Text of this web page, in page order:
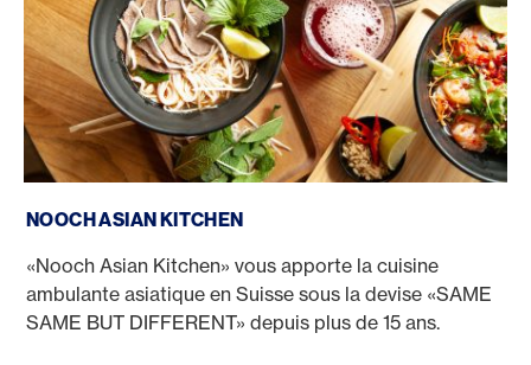
NOOCH ASIAN KITCHEN
«Nooch Asian Kitchen» vous apporte la cuisine
ambulante asiatique en Suisse sous la devise «SAME
SAME BUT DIFFERENT» depuis plus de 15 ans.